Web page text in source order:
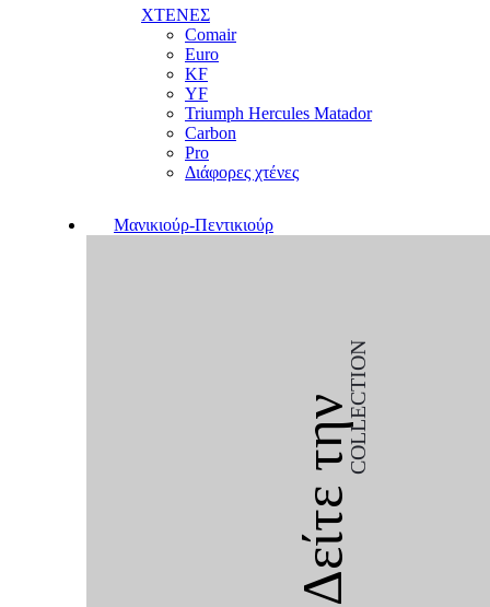
ΧΤΕΝΕΣ
Comair
Euro
KF
YF
Triumph Hercules Matador
Carbon
Pro
Διάφορες χτένες
Μανικιούρ-Πεντικιούρ
Δείτε τηνCOLLECTION